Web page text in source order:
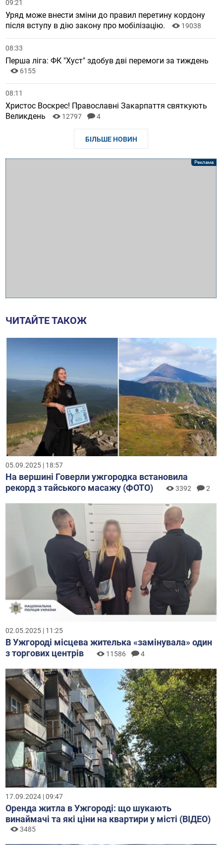
09:21
Уряд може внести зміни до правил перетину кордону
після вступу в дію закону про мобілізацію.
19038
08:33
Перша ліга: ФК "Хуст" здобув дві перемоги за тиждень
6155
08:11
Христос Воскрес! Православні Закарпаття святкують
Великдень
12797 4
БІЛЬШЕ НОВИН
ЧИТАЙТЕ ТАКОЖ
05.09.2025 | 18:57
На вершині Говерли ужгородка встановила
рекорд з тайського масажу (ФОТО)
3392 2
02.05.2025 | 11:25
В Ужгороді місцева жителька «замінувала» один
з торгових центрів
11586 4
17.09.2024 | 09:47
Оренда житла в Ужгороді: що шукають
винаймачі та які ціни на квартири у місті (ВІДЕО)
3485